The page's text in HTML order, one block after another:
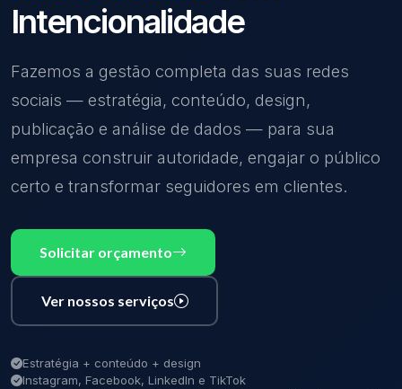
Intencionalidade
Fazemos a gestão completa das suas redes
sociais — estratégia, conteúdo, design,
publicação e análise de dados — para sua
empresa construir autoridade, engajar o público
certo e transformar seguidores em clientes.
Solicitar orçamento
Ver nossos serviços
Estratégia + conteúdo + design
Instagram, Facebook, LinkedIn e TikTok